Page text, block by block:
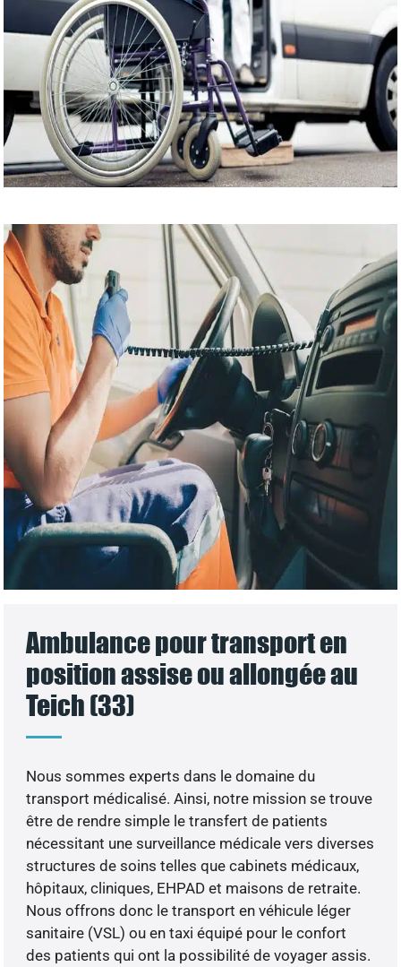
Ambulance pour transport en
position assise ou allongée au
Teich (33)
Nous sommes experts dans le domaine du
transport médicalisé. Ainsi, notre mission se trouve
être de rendre simple le transfert de patients
nécessitant une surveillance médicale vers diverses
structures de soins telles que cabinets médicaux,
hôpitaux, cliniques, EHPAD et maisons de retraite.
Nous offrons donc le transport en véhicule léger
sanitaire (VSL) ou en taxi équipé pour le confort
des patients qui ont la possibilité de voyager assis.